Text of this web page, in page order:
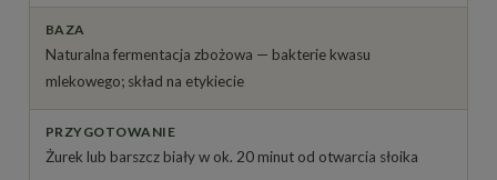
BAZA
Naturalna fermentacja zbożowa — bakterie kwasu
mlekowego; skład na etykiecie
PRZYGOTOWANIE
Żurek lub barszcz biały w ok. 20 minut od otwarcia słoika